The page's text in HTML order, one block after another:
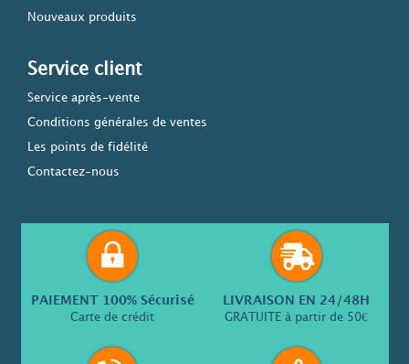
Nouveaux produits
Service client
Service après-vente
Conditions générales de ventes
Les points de fidélité
Contactez-nous
PAIEMENT 100% Sécurisé
Carte de crédit
LIVRAISON EN 24/48H
GRATUITE à partir de 50€